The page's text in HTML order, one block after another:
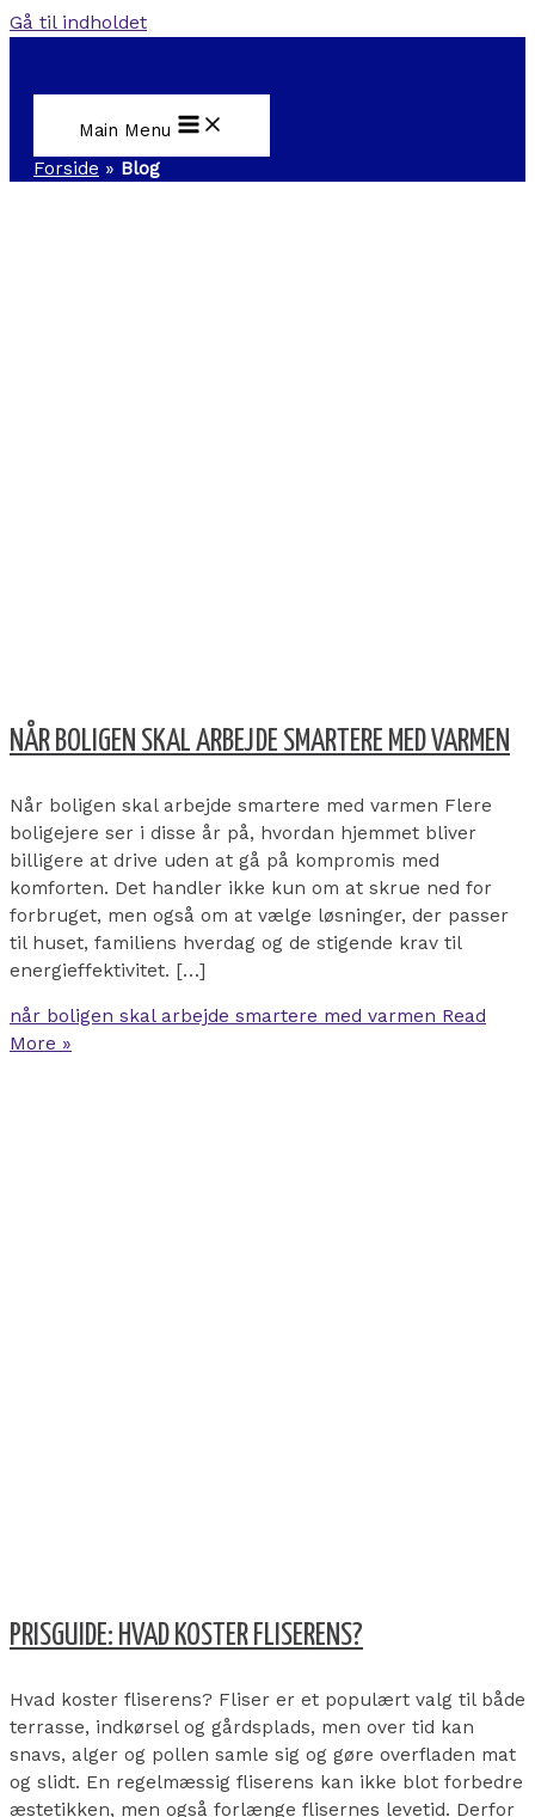
Gå til indholdet
Main Menu
Forside » Blog
NÅR BOLIGEN SKAL ARBEJDE SMARTERE MED VARMEN
Når boligen skal arbejde smartere med varmen Flere
boligejere ser i disse år på, hvordan hjemmet bliver
billigere at drive uden at gå på kompromis med
komforten. Det handler ikke kun om at skrue ned for
forbruget, men også om at vælge løsninger, der passer
til huset, familiens hverdag og de stigende krav til
energieffektivitet. […]
når boligen skal arbejde smartere med varmen Read
More »
PRISGUIDE: HVAD KOSTER FLISERENS?
Hvad koster fliserens? Fliser er et populært valg til både
terrasse, indkørsel og gårdsplads, men over tid kan
snavs, alger og pollen samle sig og gøre overfladen mat
og slidt. En regelmæssig fliserens kan ikke blot forbedre
æstetikken, men også forlænge flisernes levetid. Derfor